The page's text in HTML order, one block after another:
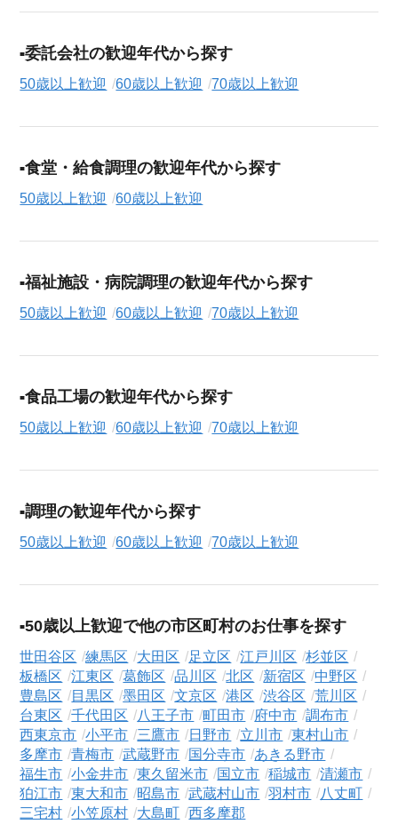
委託会社の歓迎年代から探す
50歳以上歓迎 60歳以上歓迎 70歳以上歓迎
食堂・給食調理の歓迎年代から探す
50歳以上歓迎 60歳以上歓迎
福祉施設・病院調理の歓迎年代から探す
50歳以上歓迎 60歳以上歓迎 70歳以上歓迎
食品工場の歓迎年代から探す
50歳以上歓迎 60歳以上歓迎 70歳以上歓迎
調理の歓迎年代から探す
50歳以上歓迎 60歳以上歓迎 70歳以上歓迎
50歳以上歓迎で他の市区町村のお仕事を探す
世田谷区 練馬区 大田区 足立区 江戸川区
杉並区
板橋区
江東区 葛飾区 品川区 北区 新宿区
中野区
豊島区
目黒区 墨田区 文京区 港区 渋谷区
荒川区
台東区
千代田区 八王子市 町田市 府中市
調布市
西東京市
小平市 三鷹市 日野市 立川市
東村山市
多摩市
青梅市 武蔵野市 国分寺市
あきる野市
福生市
小金井市 東久留米市 国立市 稲城市
清瀬市
狛江市
東大和市 昭島市 武蔵村山市 羽村市
八丈町
三宅村
小笠原村 大島町 西多摩郡